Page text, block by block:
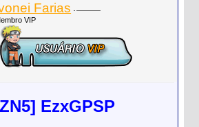
Farias
VIP
EzxGPSP